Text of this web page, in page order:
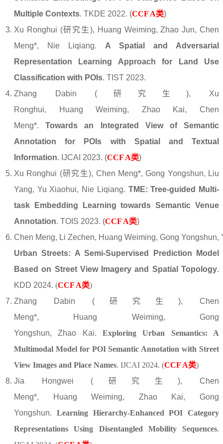
Multiple Contexts. TKDE 2022. (CCF A类)
Xu Ronghui (研究生), Huang Weiming, Zhao Jun, Chen
Meng*, Nie Liqiang. A Spatial and Adversarial
Representation Learning Approach for Land Use
Classification with POIs. TIST 2023.
Zhang Dabin (研究生), Xu
Ronghui, Huang Weiming, Zhao Kai, Chen
Meng*.Towards an Integrated View of Semantic
Annotation for POIs with Spatial and Textual
Information. IJCAI 2023. (CCF A类)
Xu Ronghui (研究生), Chen Meng*, Gong Yongshun, Liu
Yang, Yu Xiaohui, Nie Liqiang. TME: Tree-guided Multi-
task Embedding Learning towards Semantic Venue
Annotation. TOIS 2023. (CCF A类)
Chen Meng, Li Zechen, Huang Weiming, Gong Yongshun,
Urban Streets: A Semi-Supervised Prediction Model
Based on Street View Imagery and Spatial Topology.
KDD 2024. (CCF A类)
Zhang Dabin (研究生), Chen
Meng*, Huang Weiming, Gong
Yongshun,Zhao Kai.Exploring Urban Semantics: A
Multimodal Model for POI Semantic Annotation with Street
View Images and Place Names. IJCAI 2024. (CCF A类)
Jia Hongwei (研究生),Chen
Meng*,
Huang Weiming, Zhao Kai,Gong
Yongshun.
Learning Hierarchy-Enhanced POI Category
Representations Using Disentangled Mobility Sequences.